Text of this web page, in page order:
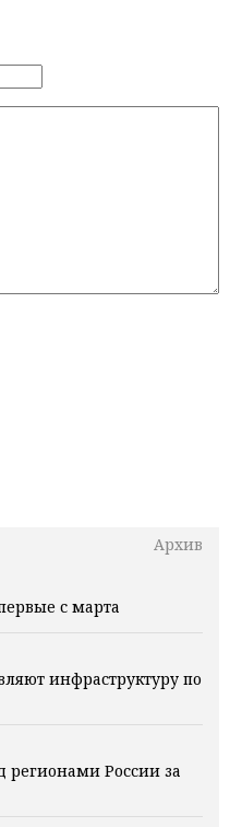
Архив
с марта
инфраструктуру по
России за